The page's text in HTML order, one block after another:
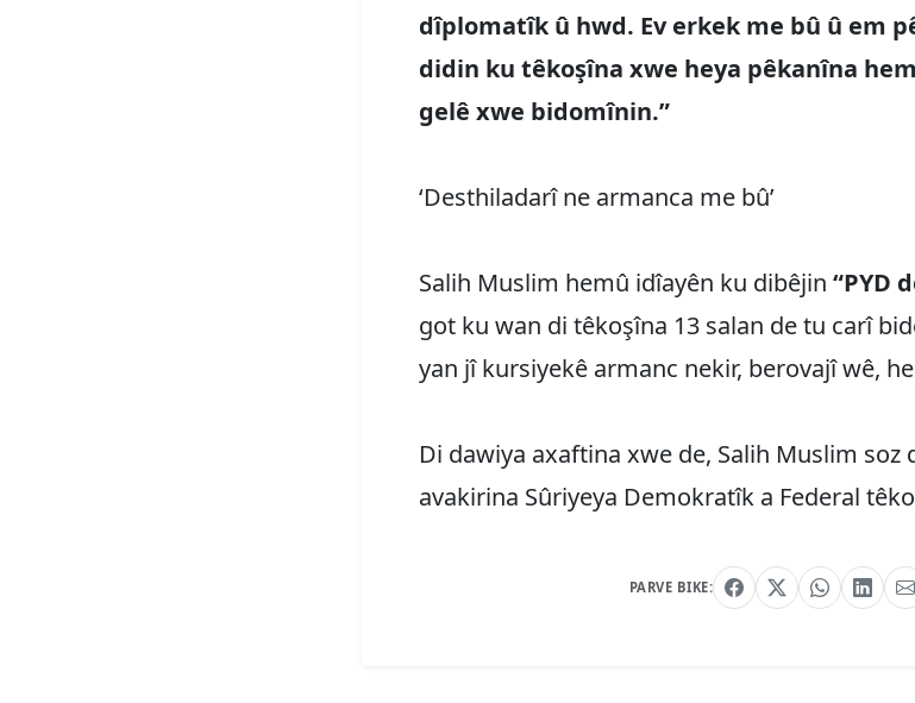
dîplomatîk û hwd. Ev erkek me bû û em
didin ku têkoşîna xwe heya pêkanîna
gelê xwe bidomînin.”
‘Desthiladarî ne armanca me bû’
Salih Muslim hemû idîayên ku dibêjin “PYD
got ku wan di têkoşîna 13 salan de tu carî
yan jî kursiyekê armanc nekir, berovajî wê,
Di dawiya axaftina xwe de, Salih Muslim soz
avakirina Sûriyeya Demokratîk a Federal
PARVE BIKE: